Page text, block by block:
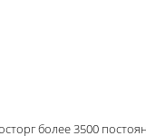
более 3500